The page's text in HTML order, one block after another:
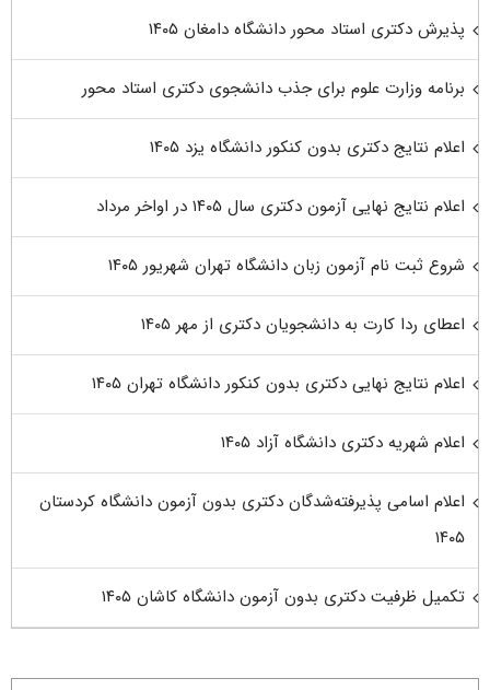
پذیرش دکتری استاد محور دانشگاه دامغان ۱۴۰۵
برنامه وزارت علوم برای جذب دانشجوی دکتری استاد محور
اعلام نتایج دکتری بدون کنکور دانشگاه یزد ۱۴۰۵
اعلام نتایج نهایی آزمون دکتری سال ۱۴۰۵ در اواخر مرداد
شروع ثبت نام آزمون زبان دانشگاه تهران شهریور ۱۴۰۵
اعطای ردا کارت به دانشجویان دکتری از مهر ۱۴۰۵
اعلام نتایج نهایی دکتری بدون کنکور دانشگاه تهران ۱۴۰۵
اعلام شهریه دکتری دانشگاه آزاد ۱۴۰۵
اعلام اسامی پذیرفته‌شدگان دکتری بدون آزمون دانشگاه کردستان
۱۴۰۵
تکمیل ظرفیت دکتری بدون آزمون دانشگاه کاشان ۱۴۰۵